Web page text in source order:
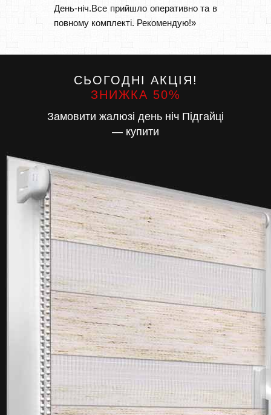
День-ніч.Все прийшло оперативно та в
повному комплекті. Рекомендую!»
СЬОГОДНІ АКЦІЯ!
ЗНИЖКА 50%
Замовити жалюзі день ніч Підгайці
— купити